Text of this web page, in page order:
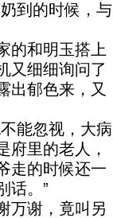
到的时候，与
的和明玉搭上
又细细询问了
出郁色来，又
能忽视，大病
府里的老人，
走的时候还一
话。”
万谢，竟叫另